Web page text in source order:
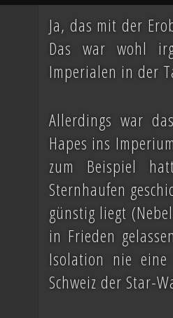
Ja, das mit der
Das war wohl
Imperialen in der
Allerdings war
Hapes ins
zum Beispiel
Sternhaufen
günstig liegt
in Frieden
Isolation nie
Schweiz der Star-